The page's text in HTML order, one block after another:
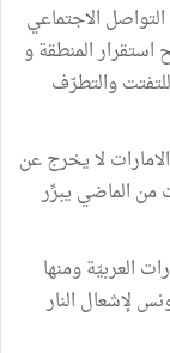
الاجتماعي
استقرار المنطقة و
والتطرّف
لا يخرج عن
من الماضي يبرِّر
العربيّة ومنها
لإشعال النار